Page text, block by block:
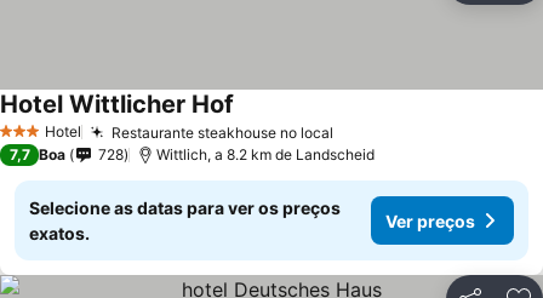
3 EstrelasHotel Restaurante steakhouse no local
Hotel Wittlicher Hof
7,7 Boa 728 Wittlich, a 8.2 km de Landscheid
Selecione as datas para ver os preços
exatos.
Ver preços